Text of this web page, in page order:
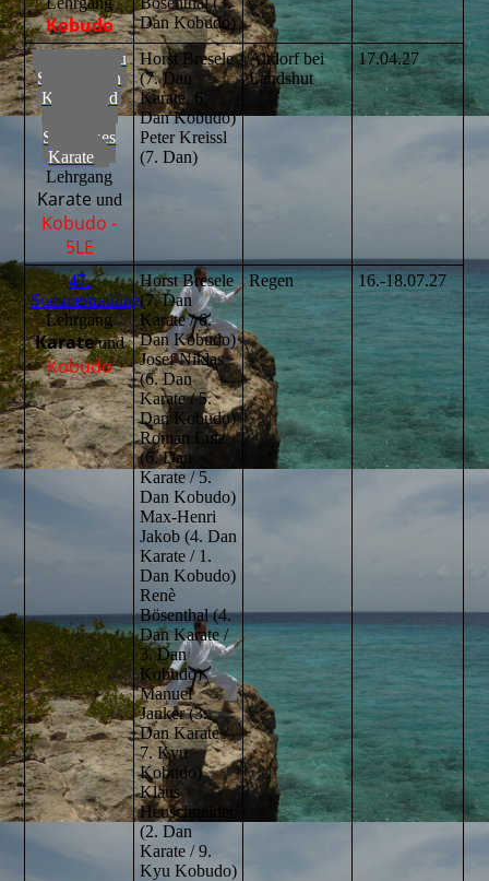
Kobudo
Dan Kobudo)
Shorin Ryu
Siu Sin Kan
Karate und
Stiloffenes
Karate
Lehrgang
Karate und
Kobudo -
5LE
Horst Bresele
(7. Dan
Karate, 6.
Dan Kobudo)
Peter Kreissl
(7. Dan)
Altdorf bei
Landshut
17.04.27
47.
Sommertraining
Lehrgang
Karateund
Kobudo
Horst Bresele
(7. Dan
Karate / 6.
Dan Kobudo)
Josef Niklas
(6. Dan
Karate / 5.
Dan Kobudo)
Roman Lutz
(6. Dan
Karate / 5.
Dan Kobudo)
Max-Henri
Jakob (4. Dan
Karate / 1.
Dan Kobudo)
Renè
Bösenthal (4.
Dan Karate /
3. Dan
Kobudo)
Manuel
Janker (3.
Dan Karate /
7. Kyu
Kobudo)
Klaus
Heuschneider
(2. Dan
Karate / 9.
Kyu Kobudo)
Regen 16.-18.07.27